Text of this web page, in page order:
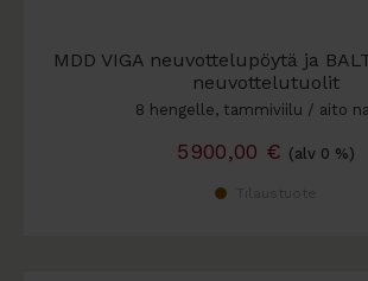
MDD VIGA neuvottelupöytä ja
neuvottelutuolit
8 hengelle, tammiviilu / aito
5900,00 € (alv 0 %)